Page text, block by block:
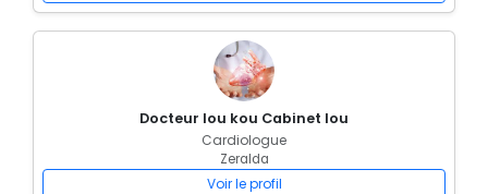
Docteur lou kou Cabinet lou
Cardiologue
Zeralda
Voir le profil